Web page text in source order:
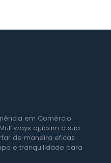
em Comércio
ajudam a sua
de maneira eficaz.
e tranquilidade para